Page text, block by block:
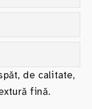
de calitate,
fină.